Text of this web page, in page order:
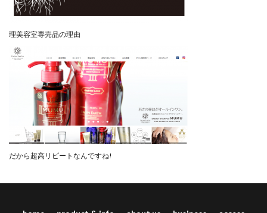
理美容室専売品の理由
だから超高リピートなんですね!